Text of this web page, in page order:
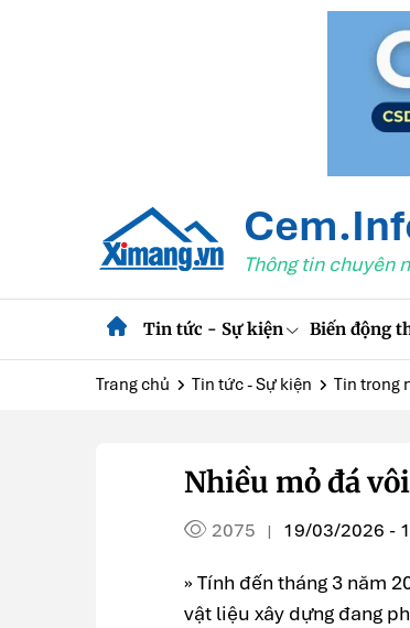
Thông tin chuyên
Tin tức - Sự kiện Biến động
Trang chủ Tin tức - Sự kiện Tin trong
Nhiều mỏ đá
2075 | 19/03/2026 -
» Tính đến tháng 3 năm
vật liệu xây dựng đang